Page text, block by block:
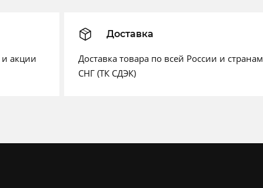
и акции
Доставка
Доставка товара по всей России и странам
СНГ (ТК СДЭК)